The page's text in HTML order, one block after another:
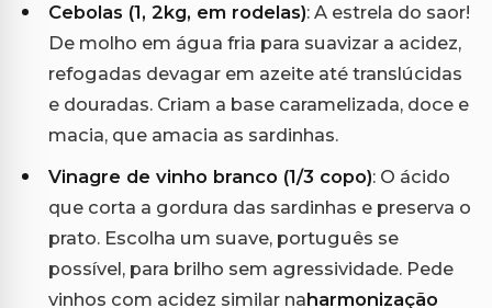
Cebolas (1, 2kg, em rodelas): A estrela do saor!
De molho em água fria para suavizar a acidez,
refogadas devagar em azeite até translúcidas
e douradas. Criam a base caramelizada, doce e
macia, que amacia as sardinhas.
Vinagre de vinho branco (1/3 copo): O ácido
que corta a gordura das sardinhas e preserva o
prato. Escolha um suave, português se
possível, para brilho sem agressividade. Pede
vinhos com acidez similar naharmonização